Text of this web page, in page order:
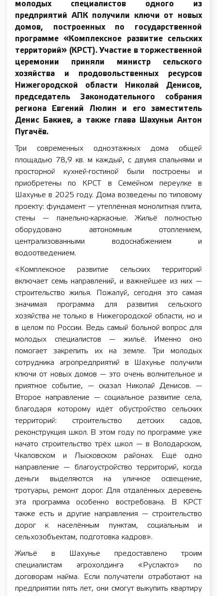
молодых специалистов одного из
предприятий АПК получили ключи от новых
домов, построенных по государственной
программе «Комплексное развитие сельских
территорий» (КРСТ). Участие в торжественной
церемонии приняли министр сельского
хозяйства и продовольственных ресурсов
Нижегородской области Николай Денисов,
председатель Законодательного собрания
региона Евгений Люлин и его заместитель
Денис Бакиев, а также глава Шахуньи Антон
Пугачёв.
Три современных одноэтажных дома общей
площадью 78,9 кв. м каждый, с двумя спальнями и
просторной кухней-гостиной были построены и
приобретены по КРСТ в Семейном переулке в
Шахунье в 2025 году. Дома возведены по типовому
проекту: фундамент — утеплённая монолитная плита,
стены — панельно-каркасные. Жильё полностью
оборудовано автономным отоплением,
централизованными водоснабжением и
водоотведением.
«Комплексное развитие сельских территорий
включает семь направлений, и важнейшее из них —
строительство жилья. Пожалуй, сегодня это самая
значимая программа для развития сельского
хозяйства не только в Нижегородской области, но и
в целом по России. Ведь самый больной вопрос для
молодых специалистов — жильё. Именно оно
помогает закрепить их на земле. Три молодых
сотрудника агропредприятий в Шахунье получили
ключи от новых домов — это очень волнительное и
приятное событие, — сказал Николай Денисов. —
Второе направление — социальное развитие села,
благодаря которому идёт обустройство сельских
территорий: строительство детских садов,
реконструкция школ. В этом году по программе уже
начато строительство трёх школ — в Володарском,
Чкаловском и Лысковском районах. Ещё одно
направление — благоустройство территорий, когда
деньги выделяются на уличное освещение,
тротуары, ремонт дорог. Для отдалённых деревень
эта программа особенно востребована. В КРСТ
также есть и другие направления — строительство
дорог к населённым пунктам, социальным и
сельхозобъектам, подготовка кадров».
Жильё в Шахунье предоставлено троим
специалистам агрохолдинга «Руслакто» по
договорам найма. Если получатели отработают на
предприятии пять лет, они смогут выкупить квартиру